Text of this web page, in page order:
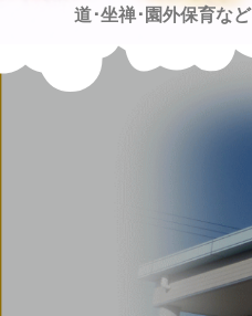
道･坐禅･園外保育な